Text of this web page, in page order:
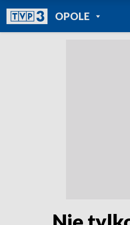
OPOLEPOWRÓT DO
TVP REGIONY